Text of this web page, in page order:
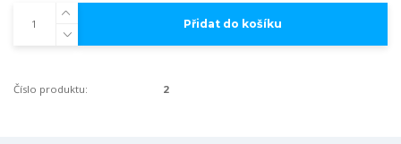
Přidat do košíku
Číslo produktu: 2